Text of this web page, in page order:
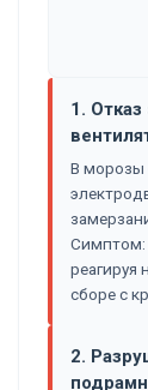
1.
В морозы
Симптом:
реагируя
сборе с
2.